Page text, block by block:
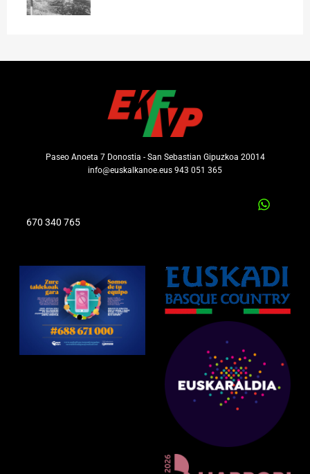
Paseo Anoeta 7 Donostia - San Sebastian Gipuzkoa 20014
info@euskalkanoe.eus 943 051 365
670 340 765